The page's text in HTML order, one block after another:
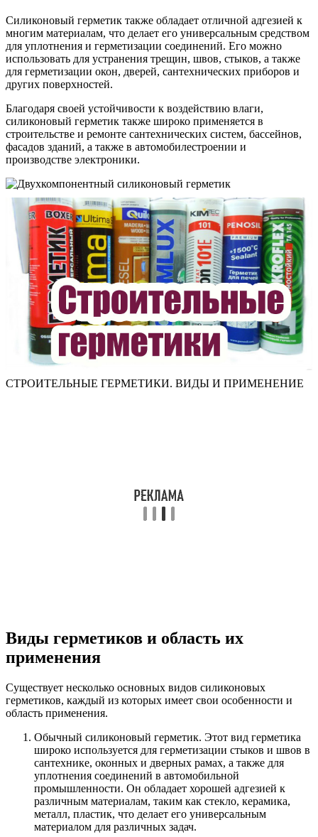
Силиконовый герметик также обладает отличной адгезией к
многим материалам, что делает его универсальным средством
для уплотнения и герметизации соединений. Его можно
использовать для устранения трещин, швов, стыков, а также
для герметизации окон, дверей, сантехнических приборов и
других поверхностей.
Благодаря своей устойчивости к воздействию влаги,
силиконовый герметик также широко применяется в
строительстве и ремонте сантехнических систем, бассейнов,
фасадов зданий, а также в автомобилестроении и
производстве электроники.
СТРОИТЕЛЬНЫЕ ГЕРМЕТИКИ. ВИДЫ И ПРИМЕНЕНИЕ
Виды герметиков и область их
применения
Существует несколько основных видов силиконовых
герметиков, каждый из которых имеет свои особенности и
область применения.
Обычный силиконовый герметик. Этот вид герметика
широко используется для герметизации стыков и швов в
сантехнике, оконных и дверных рамах, а также для
уплотнения соединений в автомобильной
промышленности. Он обладает хорошей адгезией к
различным материалам, таким как стекло, керамика,
металл, пластик, что делает его универсальным
материалом для различных задач.